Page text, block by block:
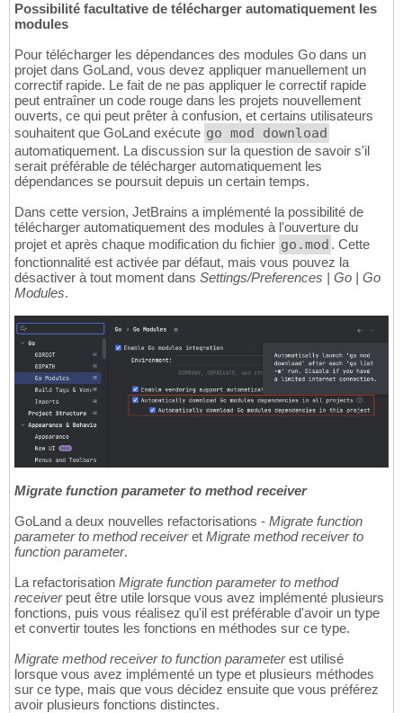
Possibilité facultative de télécharger automatiquement les
modules
Pour télécharger les dépendances des modules Go dans un
projet dans GoLand, vous devez appliquer manuellement un
correctif rapide. Le fait de ne pas appliquer le correctif rapide
peut entraîner un code rouge dans les projets nouvellement
ouverts, ce qui peut prêter à confusion, et certains utilisateurs
souhaitent que GoLand exécute go mod download
automatiquement. La discussion sur la question de savoir s'il
serait préférable de télécharger automatiquement les
dépendances se poursuit depuis un certain temps.
Dans cette version, JetBrains a implémenté la possibilité de
télécharger automatiquement des modules à l'ouverture du
projet et après chaque modification du fichier go.mod . Cette
fonctionnalité est activée par défaut, mais vous pouvez la
désactiver à tout moment dans Settings/Preferences | Go | Go
Modules.
Migrate function parameter to method receiver
GoLand a deux nouvelles refactorisations - Migrate function
parameter to method receiveret Migrate method receiver to
function parameter.
La refactorisation Migrate function parameter to method
receiverpeut être utile lorsque vous avez implémenté plusieurs
fonctions, puis vous réalisez qu'il est préférable d'avoir un type
et convertir toutes les fonctions en méthodes sur ce type.
Migrate method receiver to function parameterest utilisé
lorsque vous avez implémenté un type et plusieurs méthodes
sur ce type, mais que vous décidez ensuite que vous préférez
avoir plusieurs fonctions distinctes.